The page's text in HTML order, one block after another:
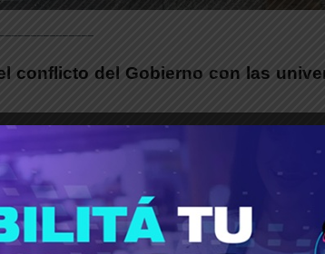
conflicto del Gobierno con las